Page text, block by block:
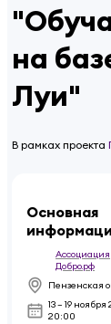
на
Луи"
В рамках проекта
Основная
Ассоциация
Добро.рф
Пензенская
13 – 19 ноября
20:00